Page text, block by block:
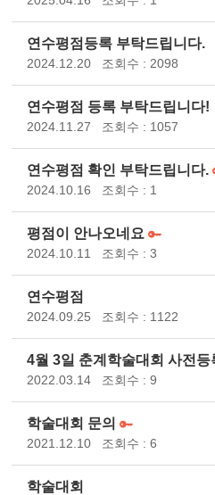
연수평점등록 부탁드립니다.
2024.12.20 조회수 : 2098
연수평점 등록 부탁드립니다!
2024.11.27 조회수 : 1057
연수평점 확인 부탁드립니다.
2024.10.16 조회수 : 1
평점이 안나오네요
2024.10.11 조회수 : 3
연수평점
2024.09.25 조회수 : 1122
4월 3일 춘계학술대회 사전
2022.03.14 조회수 : 9
학술대회 문의
2021.12.10 조회수 : 6
학술대회